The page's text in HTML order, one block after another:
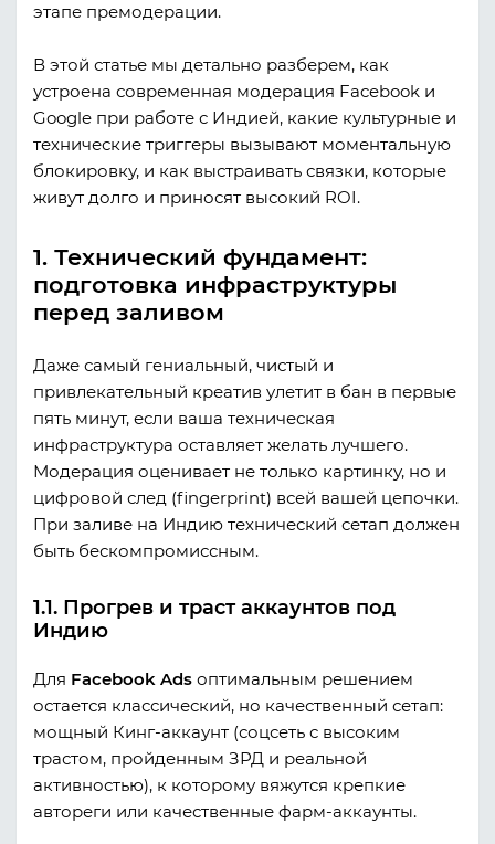
этапе премодерации.
В этой статье мы детально разберем, как
устроена современная модерация Facebook и
Google при работе с Индией, какие культурные и
технические триггеры вызывают моментальную
блокировку, и как выстраивать связки, которые
живут долго и приносят высокий ROI.
1. Технический фундамент:
подготовка инфраструктуры
перед заливом
Даже самый гениальный, чистый и
привлекательный креатив улетит в бан в первые
пять минут, если ваша техническая
инфраструктура оставляет желать лучшего.
Модерация оценивает не только картинку, но и
цифровой след (fingerprint) всей вашей цепочки.
При заливе на Индию технический сетап должен
быть бескомпромиссным.
1.1. Прогрев и траст аккаунтов под
Индию
Для Facebook Ads оптимальным решением
остается классический, но качественный сетап:
мощный Кинг-аккаунт (соцсеть с высоким
трастом, пройденным ЗРД и реальной
активностью), к которому вяжутся крепкие
автореги или качественные фарм-аккаунты.